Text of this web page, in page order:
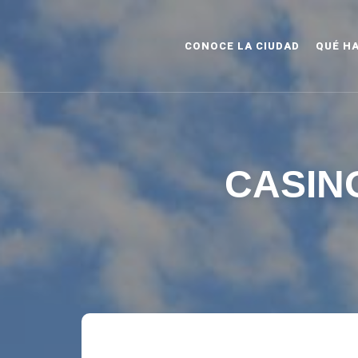
CONOCE LA CIUDAD QUÉ